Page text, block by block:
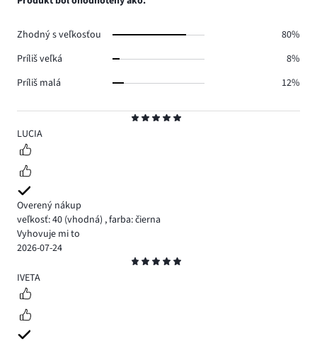
5LUCIA
Overený nákup
veľkosť: 40 (vhodná) ,farba: čierna
Vyhovuje mi to
2026-07-24
5
IVETA
Zhodný s veľkosťou
80%
Príliš veľká
8%
Príliš malá
12%